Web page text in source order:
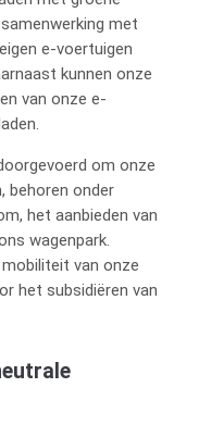
met
e-voertuigen
kunnen onze
van onze e-
om onze
behoren onder
het aanbieden van
wagenpark.
van onze
het subsidiëren van